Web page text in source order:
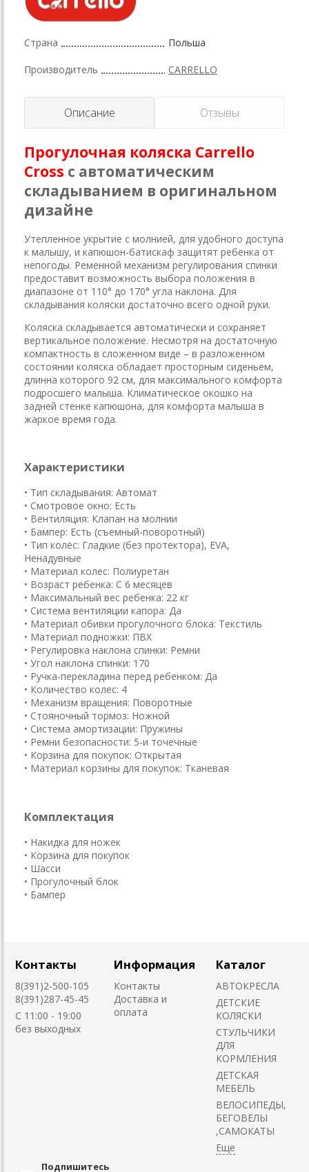
Страна Польша
Производитель CARRELLO
Описание Отзывы
Прогулочная коляска Carrello
Cross с автоматическим
складыванием в оригинальном
дизайне
Утепленное укрытие с молнией, для удобного доступа
к малышу, и капюшон-батискаф защитят ребёнка от
непогоды. Ременной механизм регулирования спинки
предоставит возможность выбора положения в
диапазоне от 110° до 170° угла наклона. Для
складывания коляски достаточно всего одной руки.
Коляска складывается автоматически и сохраняет
вертикальное положение. Несмотря на достаточную
компактность в сложенном виде – в разложенном
состоянии коляска обладает просторным сиденьем,
длинна которого 92 см, для максимального комфорта
подросшего малыша. Климатическое окошко на
задней стенке капюшона, для комфорта малыша в
жаркое время года.
Характеристики
• Тип складывания: Автомат
• Смотровое окно: Есть
• Вентиляция: Клапан на молнии
• Бампер: Есть (съемный-поворотный)
• Тип колёс: Гладкие (без протектора), EVA,
Ненадувные
• Материал колес: Полиуретан
• Возраст ребенка: С 6 месяцев
• Максимальный вес ребенка: 22 кг
• Система вентиляции капора: Да
• Материал обивки прогулочного блока: Текстиль
• Материал подножки: ПВХ
• Регулировка наклона спинки: Ремни
• Угол наклона спинки: 170
• Ручка-перекладина перед ребенком: Да
​• Количество колес: 4
• Механизм вращения: Поворотные
• Стояночный тормоз: Ножной
• Система амортизации: Пружины
• Ремни безопасности: 5-и точечные
• Корзина для покупок: Открытая
• Материал корзины для покупок: Тканевая
Комплектация
• Накидка для ножек
• Корзина для покупок
• Шасси
• Прогулочный блок
• Бампер
Контакты
8(391)2-500-105
8(391)287-45-45
C 11:00 - 19:00
без выходных
Информация
Контакты
Доставка и
оплата
Каталог
АВТОКРЕСЛА
ДЕТСКИЕ
КОЛЯСКИ
CТУЛЬЧИКИ
ДЛЯ
КОРМЛЕНИЯ
ДЕТСКАЯ
МЕБЕЛЬ
ВЕЛОСИПЕДЫ,
БЕГОВЕЛЫ
,САМОКАТЫ
Подпишитесь